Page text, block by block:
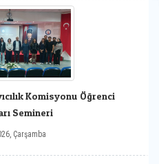
Komisyonu Öğrenci
Semineri
Çarşamba